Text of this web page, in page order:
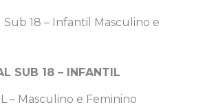
SUB 18 – INFANTIL
– Masculino e Feminino